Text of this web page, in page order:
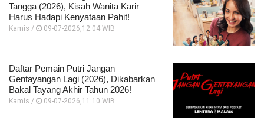
Tangga (2026), Kisah Wanita Karir
Harus Hadapi Kenyataan Pahit!
Kamis / 09-07-2026,12:04 WIB
Daftar Pemain Putri Jangan
Gentayangan Lagi (2026), Dikabarkan
Bakal Tayang Akhir Tahun 2026!
Kamis / 09-07-2026,11:10 WIB